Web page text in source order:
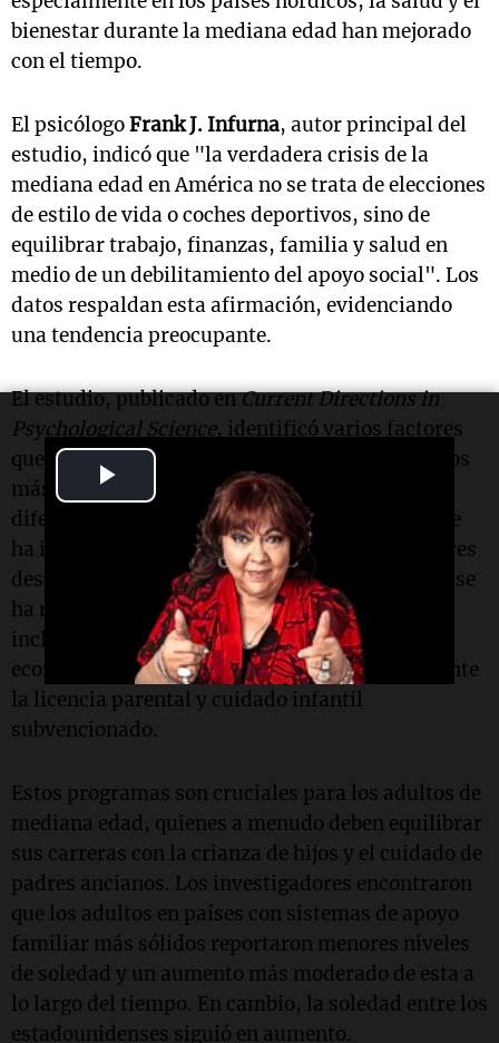
Video
bienestar durante la mediana edad han mejorado
con el tiempo.
El psicólogoFrank J. Infurna, autor principal del
estudio, indicó que "la verdadera crisis de la
mediana edad en América no se trata de elecciones
de estilo de vida o coches deportivos, sino de
equilibrar trabajo, finanzas, familia y salud en
medio de un debilitamiento del apoyo social". Los
datos respaldan esta afirmación, evidenciando
una tendencia preocupante.
El estudio, publicado enCurrent Directions in
Psychological Science, identificó varios factores
que pueden explicar estas diferencias. Uno de los
más significativos es elapoyo familiar
diferencia de muchos países europeos, donde se
ha incrementado el gasto en beneficios familiares
desde principios de 2000, en EE. UU. este gasto se
ha mantenido prácticamente sin cambios. Esto
incluye la falta de programas de asistencia
económica para familias con hijos, apoyo durante
la licencia parental y cuidado infantil
subvencionado.
Estos programas son cruciales para los adultos de
mediana edad, quienes a menudo deben equilibrar
sus carreras con la crianza de hijos y el cuidado de
padres ancianos. Los investigadores encontraron
que los adultos en países con sistemas de apoyo
familiar más sólidos reportaron menores niveles
de soledad y un aumento más moderado de esta a
lo largo del tiempo. En cambio, la soledad entre los
estadounidenses siguió en aumento.